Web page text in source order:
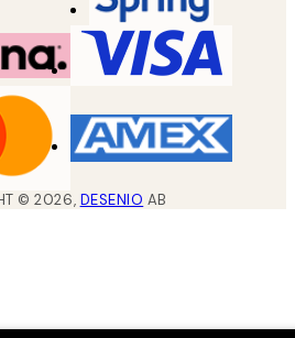
©2026, DESENIO AB